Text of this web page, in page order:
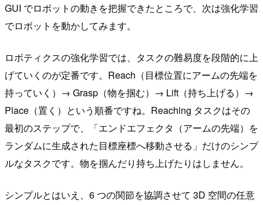
GUI でロボットの動きを把握できたところで、次は強化学習
でロボットを動かしてみます。
ロボティクスの強化学習では、タスクの難易度を段階的に上
げていくのが定番です。Reach（目標位置にアームの先端を
持っていく）→ Grasp（物を掴む）→ Lift（持ち上げる）→
Place（置く）という順番ですね。Reaching タスクはその
最初のステップで、「エンドエフェクタ（アームの先端）を
ランダムに生成された目標座標へ移動させる」だけのシンプ
ルなタスクです。物を掴んだり持ち上げたりはしません。
シンプルとはいえ、6 つの関節を協調させて 3D 空間の任意